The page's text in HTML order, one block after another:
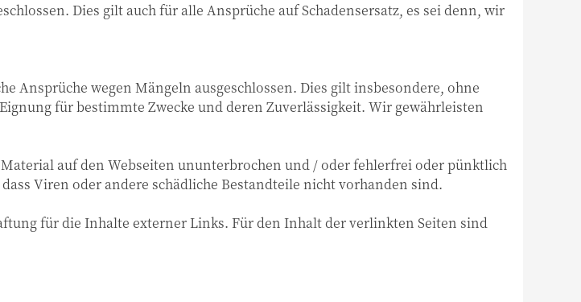
Dies gilt auch für alle Ansprüche auf Schadensersatz, es sei denn, wir
Ansprüche wegen Mängeln ausgeschlossen. Dies gilt insbesondere, ohne
für bestimmte Zwecke und deren Zuverlässigkeit. Wir gewährleisten
auf den Webseiten ununterbrochen und / oder fehlerfrei oder pünktlich
Viren oder andere schädliche Bestandteile nicht vorhanden sind.
für die Inhalte externer Links. Für den Inhalt der verlinkten Seiten sind